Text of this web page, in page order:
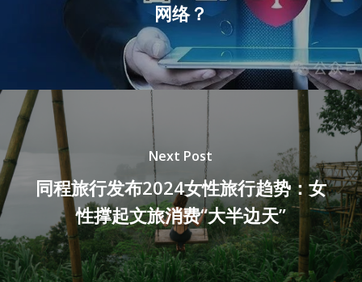
网络？
Next Post
同程旅行发布2024女性旅行趋势：女
性撑起文旅消费“大半边天”